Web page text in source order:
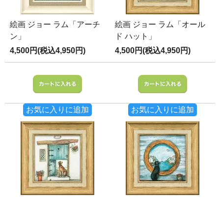
絵画 ジョー ラム「アーチ
ン」
4,500円(税込4,950円)
お気に入りに追加
絵画 ジョー ラム「オール
ド ハット」
4,500円(税込4,950円)
お気に入りに追加